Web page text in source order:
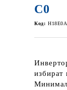
C0
Код: